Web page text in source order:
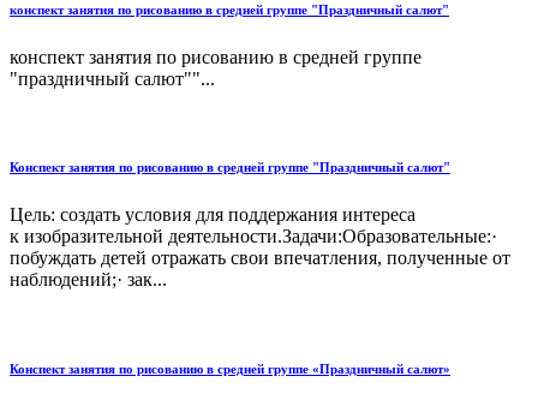
конспект занятия по рисованию в средней группе "Праздничный салют"
конспект занятия по рисованию в средней группе
"праздничный салют""...
Конспект занятия по рисованию в средней группе "Праздничный салют"
Цель: создать условия для поддержания интереса
к изобразительной деятельности.Задачи:Образовательные:·
побуждать детей отражать свои впечатления, полученные от
наблюдений;· зак...
Конспект занятия по рисованию в средней группе «Праздничный салют»